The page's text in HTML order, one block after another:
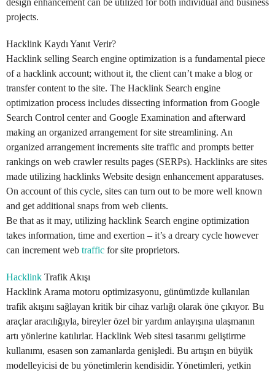
projects.
Hacklink Kaydı Yanıt Verir?
Hacklink selling Search engine optimization is a fundamental piece
of a hacklink account; without it, the client can’t make a blog or
transfer content to the site. The Hacklink Search engine
optimization process includes dissecting information from Google
Search Control center and Google Examination and afterward
making an organized arrangement for site streamlining. An
organized arrangement increments site traffic and prompts better
rankings on web crawler results pages (SERPs). Hacklinks are sites
made utilizing hacklinks Website design enhancement apparatuses.
On account of this cycle, sites can turn out to be more well known
and get additional snaps from web clients.
Be that as it may, utilizing hacklink Search engine optimization
takes information, time and exertion – it’s a dreary cycle however
can increment web traffic for site proprietors.
Hacklink Trafik Akışı
Hacklink Arama motoru optimizasyonu, günümüzde kullanılan
trafik akışını sağlayan kritik bir cihaz varlığı olarak öne çıkıyor. Bu
araçlar aracılığıyla, bireyler özel bir yardım anlayışına ulaşmanın
artı yönlerine katılırlar. Hacklink Web sitesi tasarımı geliştirme
kullanımı, esasen son zamanlarda genişledi. Bu artışın en büyük
modelleyicisi de bu yönetimlerin kendisidir. Yönetimleri, yetkin